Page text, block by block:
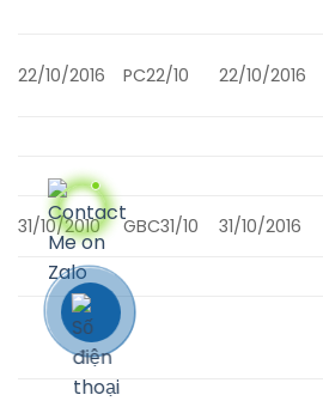
22/10/2016 PC22/10 22/10/2016
31/10/2010 GBC31/10 31/10/2016